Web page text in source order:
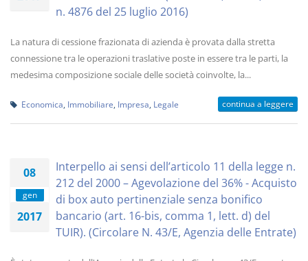
n. 4876 del 25 luglio 2016)
La natura di cessione frazionata di azienda è provata dalla stretta
connessione tra le operazioni traslative poste in essere tra le parti, la
medesima composizione sociale delle società coinvolte, la...
Economica Immobiliare Impresa Legale continua a leggere
08
gen
2017
Interpello ai sensi dell’articolo 11 della legge n.
212 del 2000 – Agevolazione del 36% - Acquisto
di box auto pertinenziale senza bonifico
bancario (art. 16-bis, comma 1, lett. d) del
TUIR). (Circolare N. 43/E, Agenzia delle Entrate)